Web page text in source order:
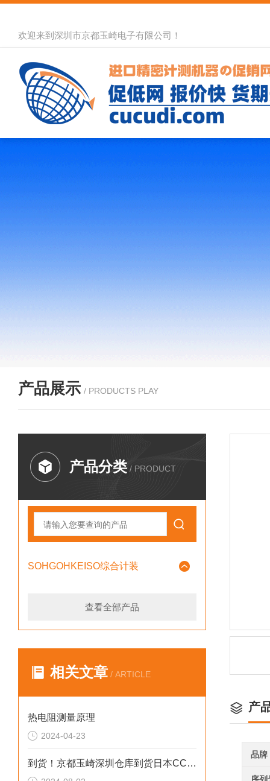
欢迎来到深圳市京都玉崎电子有限公司！
产品展示 / PRODUCTS PLAY
产品分类 / PRODUCT
SOHGOHKEISO综合计装
查看全部产品
相关文章 / ARTICLE
热电阻测量原理
2024-04-23
到货！京都玉崎深圳仓库到货日本CCS光源LFL-612SW2-P
产
品牌